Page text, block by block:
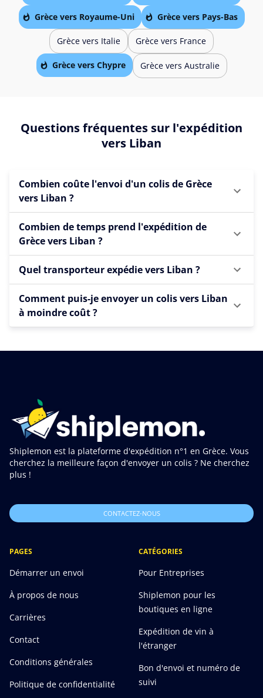
Grèce vers Royaume-Uni Grèce vers Pays-Bas
Grèce vers Italie Grèce vers France
Grèce vers Chypre Grèce vers Australie
Questions fréquentes sur l'expédition
vers Liban
Combien coûte l'envoi d'un colis de Grèce
vers Liban ?
Combien de temps prend l'expédition de
Grèce vers Liban ?
Quel transporteur expédie vers Liban ?
Comment puis-je envoyer un colis vers Liban
à moindre coût ?
Shiplemon est la plateforme d'expédition n°1 en Grèce. Vous
cherchez la meilleure façon d'envoyer un colis ? Ne cherchez
plus !
CONTACTEZ-NOUS
PAGES
Démarrer un envoi
À propos de nous
Carrières
Contact
Conditions générales
Politique de confidentialité
CATÉGORIES
Pour Entreprises
Shiplemon pour les
boutiques en ligne
Expédition de vin à
l'étranger
Bon d'envoi et numéro de
suivi